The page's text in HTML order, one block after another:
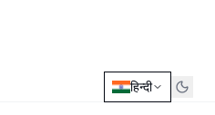
हिन्दी